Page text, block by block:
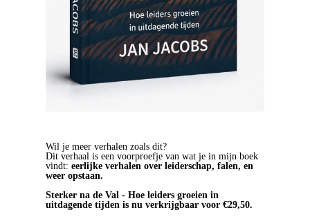
Wil je meer verhalen zoals dit?
Dit verhaal is een voorproefje van wat je in mijn boek
vindt: eerlijke verhalen over leiderschap, falen, en
weer opstaan.
Sterker na de Val - Hoe leiders groeien in
uitdagende tijden is nu verkrijgbaar voor €29,50.